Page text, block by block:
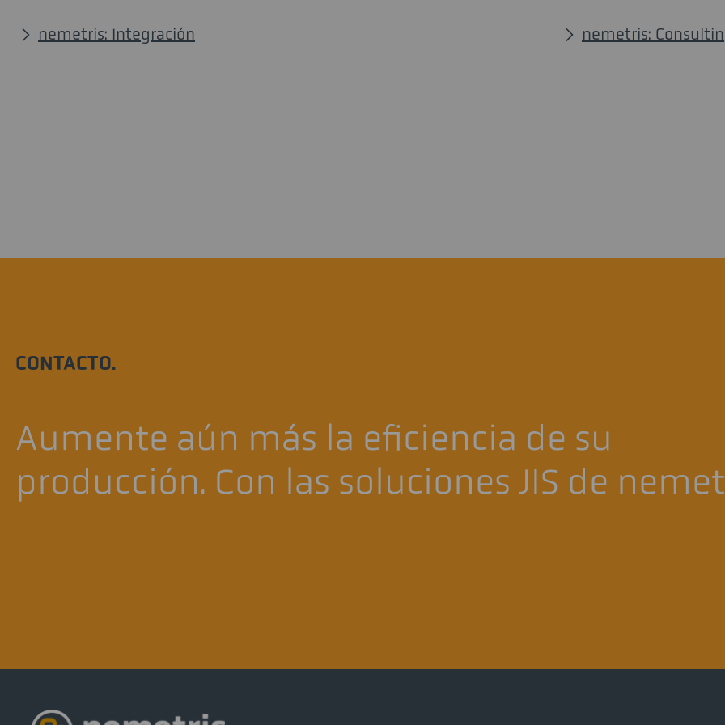
nemetris: Integración nemetris:
CONTACTO.
Aumente aún más la eficiencia de su
producción. Con las soluciones JIS de